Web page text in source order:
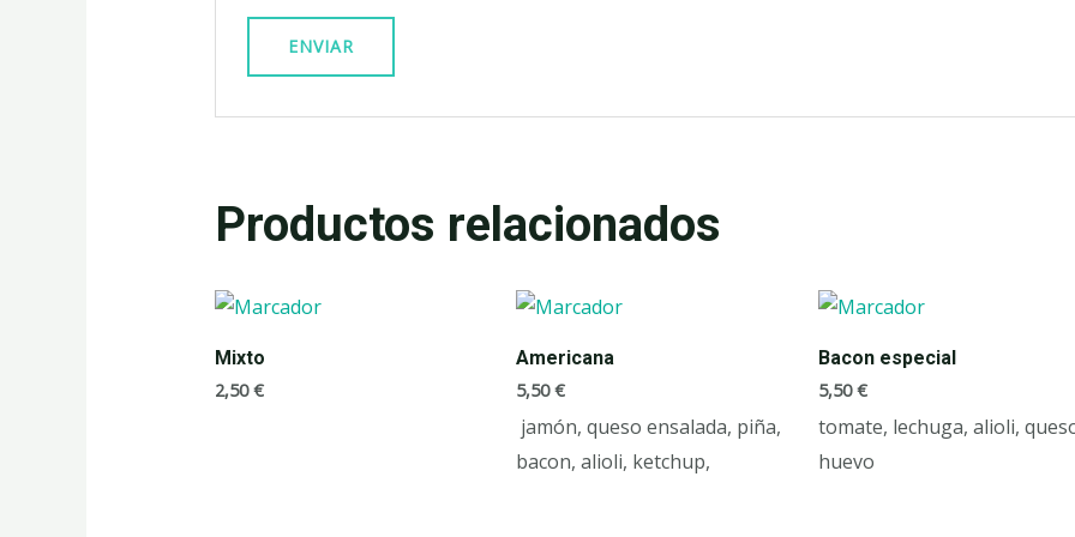
Productos relacionados
Mixto
2,50€
Americana
5,50€
jamón, queso ensalada, piña,
bacon, alioli, ketchup,
Bacon especial
5,50€
tomate, lechuga, alioli,
huevo